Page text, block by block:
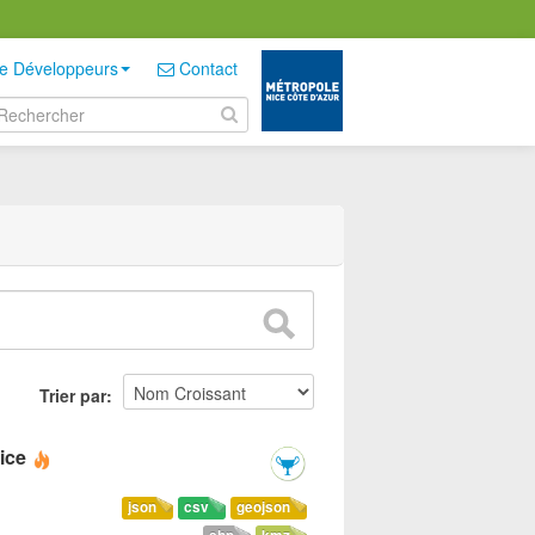
Développeurs Contact
Trier par
geojson
csv
json